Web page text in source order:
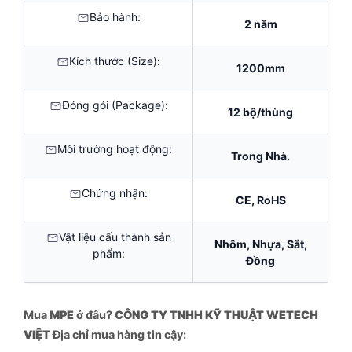
Bảo hành:
2 năm
Kích thước (Size):
1200mm
Đóng gói (Package):
12 bộ/thùng
Môi trường hoạt động:
Trong Nhà.
Chứng nhận:
CE, RoHS
Vật liệu cấu thành sản
phẩm:
Nhôm, Nhựa, Sắt,
Đồng
MuaMPEở đâu?CÔNG TY TNHH KỸ THUẬT WETECH
VIỆTĐịa chỉ mua hàng tin cậy: